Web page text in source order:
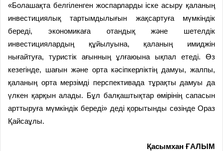
«Болашақта белгіленген жоспарларды іске асыру қаланың
инвестициялық тартымдылығын жақсартуға мүмкіндік
береді, экономикаға отандық және шетелдік
инвестициялардың құйылуына, қаланың имиджін
нығайтуға, туристік ағынның ұлғаюына ықпал етеді. Өз
кезегінде, шағын және орта кәсіпкерліктің дамуы, жалпы,
қаланың орта мерзімді перспективада тұрақты дамуы да
үлкен қарқын алады. Бұл балқаштықтар өмірінің сапасын
арттыруға мүмкіндік береді» деді қорытынды сөзінде Ораз
Қайсаұлы.
Қасымхан ҒАЛЫМ